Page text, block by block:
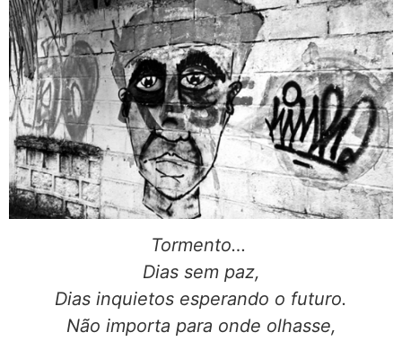
Tormento…
Dias sem paz,
Dias inquietos esperando o futuro.
Não importa para onde olhasse,